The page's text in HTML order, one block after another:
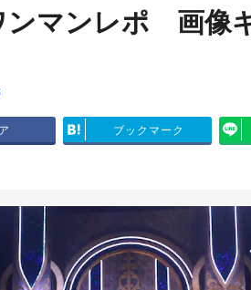
ンマンレポ 画像
ブックマーク